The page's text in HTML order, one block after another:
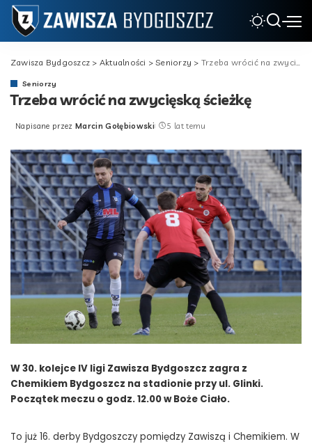
Zawisza Bydgoszcz > Aktualności >Seniorzy > Trzeba wrócić na zwycięską ścieżkę
Seniorzy
Trzeba wrócić na zwycięską ścieżkę
Posted
Napisane przez Marcin Gołębiowski 5 lat temu
W 30. kolejce IV ligi Zawisza Bydgoszcz zagra z
Chemikiem Bydgoszcz na stadionie przy ul. Glinki.
Początek meczu o godz. 12.00 w Boże Ciało.
To już 16. derby Bydgoszczy pomiędzy Zawiszą i Chemikiem. W